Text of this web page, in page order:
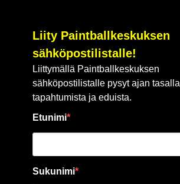
Liity Paintballkeskuksen
sähköpostilistalle!
Liittymällä Paintballkeskuksen
sähköpostilistalle pysyt ajan tasalla
tapahtumista ja eduista.
Etunimi
Sukunimi